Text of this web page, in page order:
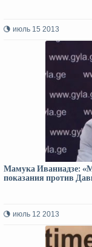
июль 15 2013
Мамука Иваниадзе:
показания против
июль 12 2013